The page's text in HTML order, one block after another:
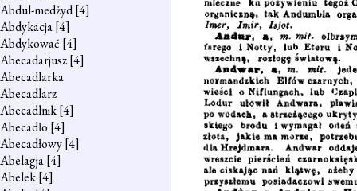
Abdul-medżyd[4]
Abdykacja[4]
Abdykować [4]
Abecadarjusz[4]
Abecadlarka
Abecadlarz
Abecadlnik[4]
Abecadło [4]
Abecadłowy[4]
Abelagja[4]
Abelek[4]